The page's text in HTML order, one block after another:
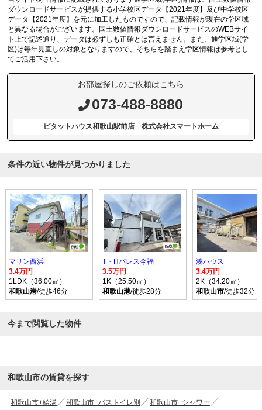
ダウンロードサービスが提供する小学校区データ【2021年度】及び中学校区
データ【2021年度】を元に加工したものですので、記載情報が現在の学区域
と異なる場合がございます。国土数値情報ダウンロードサービスのWEBサイ
ト上で記述通り、データは必ずしも正確とは言えません。また、通学区域(学
区)は毎年見直しの対象となりますので、そちらを踏まえ学区情報は参考とし
てご活用下さい。
お部屋探しのご依頼はこちら
073-488-8880
ピタットハウス和歌山駅前店 株式会社スマートホーム
条件の近い物件が見つかりました
マリン西浜
3.4万円
1LDK（36.00㎡）
和歌山港/徒歩46分
T・Hパレス今福
3.5万円
1K（25.50㎡）
和歌山港/徒歩28分
湊ハウス
3.4万円
2K（34.20㎡）
和歌山市/徒歩32分
今まで閲覧した物件
和歌山市の賃貸を探す
和歌山市+給湯 和歌山市+バストイレ別
和歌山市+シャワー